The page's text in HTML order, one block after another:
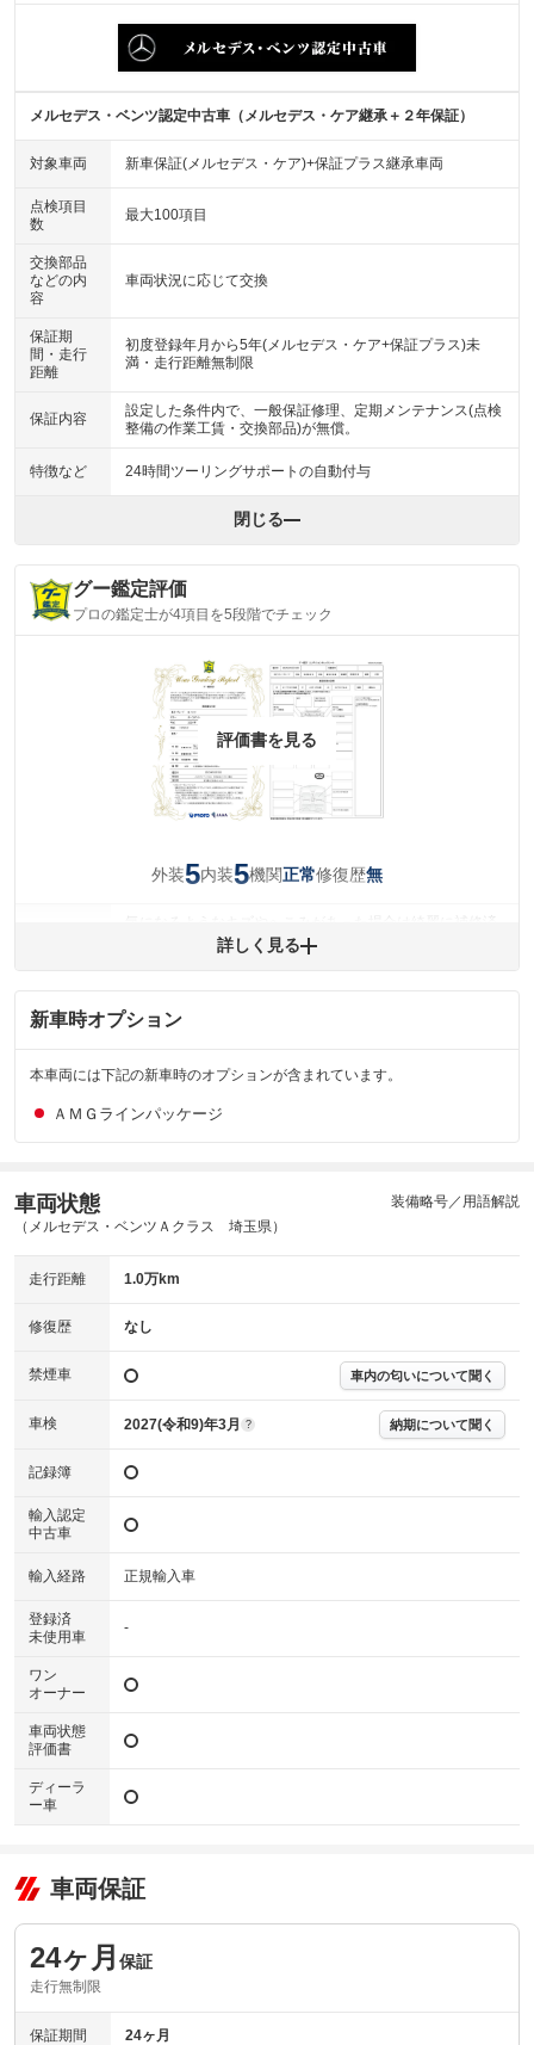
メルセデス・ベンツ認定中古車（メルセデス・ケア継承＋２年保証）
対象車両 新車保証(メルセデス・ケア)+保証プラス継承車両
点検項目
数
最大100項目
交換部品
などの内
容
車両状況に応じて交換
保証期
間・走行
距離
初度登録年月から5年(メルセデス・ケア+保証プラス)未
満・走行距離無制限
保証内容
設定した条件内で、一般保証修理、定期メンテナンス(点検
整備の作業工賃・交換部品)が無償。
特徴など 24時間ツーリングサポートの自動付与
閉じる
グー鑑定評価
プロの鑑定士が4項目を5段階でチェック
評価書を見る
外装5内装5機関正常修復歴無
みですが、 小さなキズやヘコミが残っている場合もありま
内装
気になる汚れ等がない綺麗な室内を保っています。
機関 主要機関に不具合はありません。
下さい。
※実際にお渡しするコンディションチェックシートにつきましては、形式
す。車両情報等の詳細は各販売店へお問い合わせ下さい。
詳しく見る
新車時オプション
本車両には下記の新車時のオプションが含まれています。
ＡＭＧラインパッケージ
車両状態
（メルセデス・ベンツＡクラス 埼玉県）
装備略号／用語解説
走行距離 1.0万km
修復歴 なし
禁煙車 車内の匂いについて聞く
車検 2027(令和9)年3月 ? 納期について聞く
記録簿
輸入認定
中古車
輸入経路 正規輸入車
登録済
未使用車
-
ワン
オーナー
車両状態
評価書
ディーラ
ー車
車両保証
24ヶ月 保証
走行無制限
保証期間 24ヶ月